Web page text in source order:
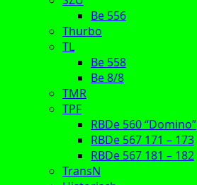
Be 556
Thurbo
TL
Be 558
Be 8/8
TMR
TPF
RBDe 560 “Domino”
RBDe 567 171 – 173
RBDe 567 181 – 182
TransN